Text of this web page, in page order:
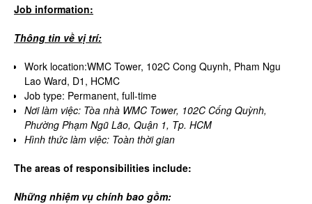
Job information:
Thông tin về vị trí:
Work location:WMC Tower, 102C Cong Quynh, Pham Ngu
Lao Ward, D1, HCMC
Job type: Permanent, full-time
Nơi làm việc: Tòa nhà WMC Tower, 102C Cống Quỳnh,
Phường Phạm Ngũ Lão, Quận 1, Tp. HCM
Hình thức làm việc: Toàn thời gian
The areas of responsibilities include:
Những nhiệm vụ chính bao gồm: